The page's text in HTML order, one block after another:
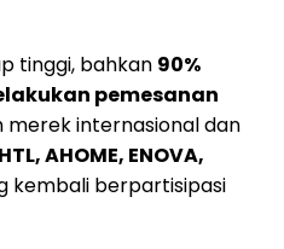
tinggi, bahkan 90%
pemesanan
merek internasional dan
AHOME, ENOVA,
kembali berpartisipasi